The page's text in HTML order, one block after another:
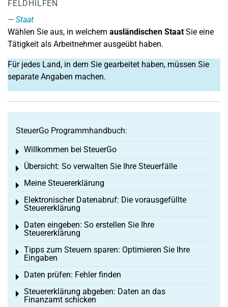
FELDHILFEN
Staat
Wählen Sie aus, in welchem ausländischen StaatSie eine
Tätigkeit als Arbeitnehmer ausgeübt haben.
Für jedes Land, in dem Sie gearbeitet haben, müssen Sie
separate Angaben machen.
SteuerGo Programmhandbuch:
Willkommen bei SteuerGo
Toggle menu
Übersicht: So verwalten Sie Ihre Steuerfälle
Toggle menu
Meine Steuererklärung
Toggle menu
Elektronischer Datenabruf: Die vorausgefüllte
Steuererklärung
Toggle menu
Daten eingeben: So erstellen Sie Ihre
Steuererklärung
Toggle menu
Tipps zum Steuern sparen: Optimieren Sie Ihre
Eingaben
Toggle menu
Daten prüfen: Fehler finden
Toggle menu
Steuererklärung abgeben: Daten an das
Finanzamt schicken
Toggle menu